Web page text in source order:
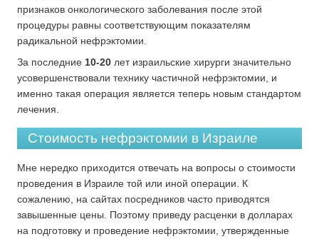
признаков онкологического заболевания после этой
процедуры равны соответствующим показателям
радикальной нефрэктомии.
За последние 10-20лет израильские хирурги значительно
усовершенствовали технику частичной нефрэктомии, и
именно такая операция является теперь новым стандартом
лечения.
Стоимость нефрэктомии в Израиле
Мне нередко приходится отвечать на вопросы о стоимости
проведения в Израиле той или иной операции. К
сожалению, на сайтах посредников часто приводятся
завышенные цены. Поэтому приведу расценки в долларах
на подготовку и проведение нефрэктомии, утвержденные